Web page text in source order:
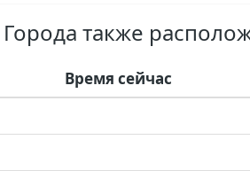
Города также
Время сейчас